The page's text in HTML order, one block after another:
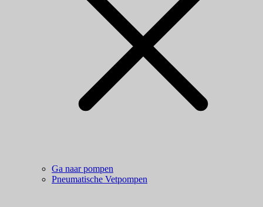
Ga naar pompen
Pneumatische Vetpompen